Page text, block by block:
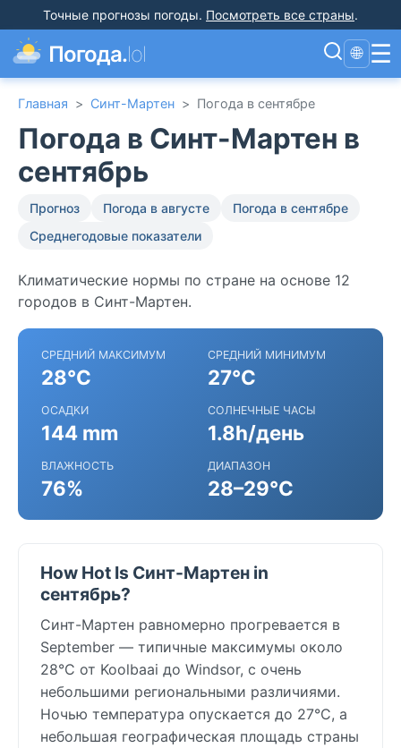
Точные прогнозы погоды. Посмотреть все страны.
Погода.lol 🌐 ☰
Главная > Синт-Мартен > Погода в сентябре
Погода в Синт-Мартен в
сентябрь
Прогноз Погода в августе
Погода в сентябре
Среднегодовые показатели
Климатические нормы по стране на основе 12
городов в Синт-Мартен.
СРЕДНИЙ МАКСИМУМ
28°C
СРЕДНИЙ МИНИМУМ
27°C
ОСАДКИ
144 mm
СОЛНЕЧНЫЕ ЧАСЫ
1.8h/день
ВЛАЖНОСТЬ
76%
ДИАПАЗОН
28–29°C
How Hot Is Синт-Мартен in
сентябрь?
Синт-Мартен равномерно прогревается в
September — типичные максимумы около
28°C от Koolbaai до Windsor, с очень
небольшими региональными различиями.
Ночью температура опускается до 27°C, а
небольшая географическая площадь страны